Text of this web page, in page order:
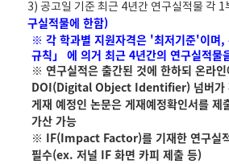
3) 공고일 기준 최근 4년간 연구실적물 각 1
구실적물에 한함)
※ 각 학과별 지원자격은 '최저기준'이며,
규칙」 에 의거 최근 4년간의 연구실적물
※ 연구실적은 출간된 것에 한하되 온라
DOI(Digital Object Identifier) 넘버가
게재 예정인 논문은 게재예정확인서를 제
가산 가능
※ IF(Impact Factor)를 기재한 연구실
필수(ex. 저널 IF 화면 카피 제출 등)